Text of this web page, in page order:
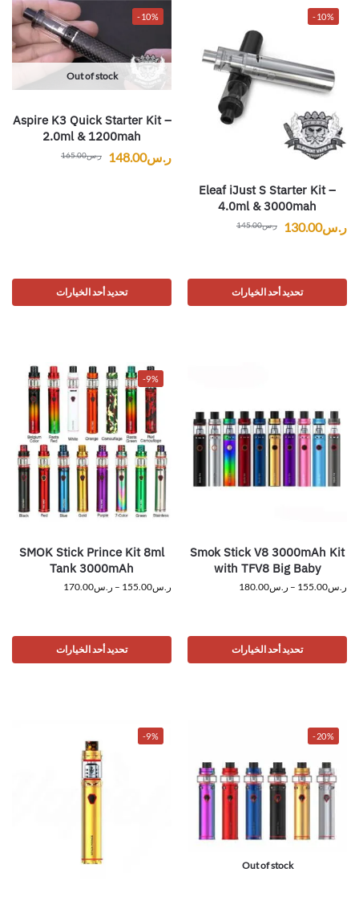
-10%
Eleaf iJust S Starter Kit –
4.0ml & 3000mah
ر.س145.00 ر.س130.00
تحديد أحد الخيارات
-10%
Out of stock
Aspire K3 Quick Starter Kit –
2.0ml & 1200mah
ر.س165.00 ر.س148.00
تحديد أحد الخيارات
Smok Stick V8 3000mAh Kit
with TFV8 Big Baby
ر.س155.00
– ر.س180.00
تحديد أحد الخيارات
-9%
SMOK Stick Prince Kit 8ml
Tank 3000mAh
ر.س155.00
– ر.س170.00
تحديد أحد الخيارات
-20%
Out of stock
-9%